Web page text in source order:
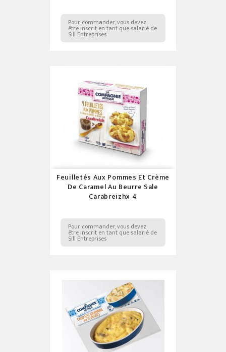
Pour commander, vous devez
être inscrit en tant que salarié de
Sill Entreprises
Feuilletés Aux Pommes Et Crème
De Caramel Au Beurre Sale
Carabreizhx 4
Pour commander, vous devez
être inscrit en tant que salarié de
Sill Entreprises